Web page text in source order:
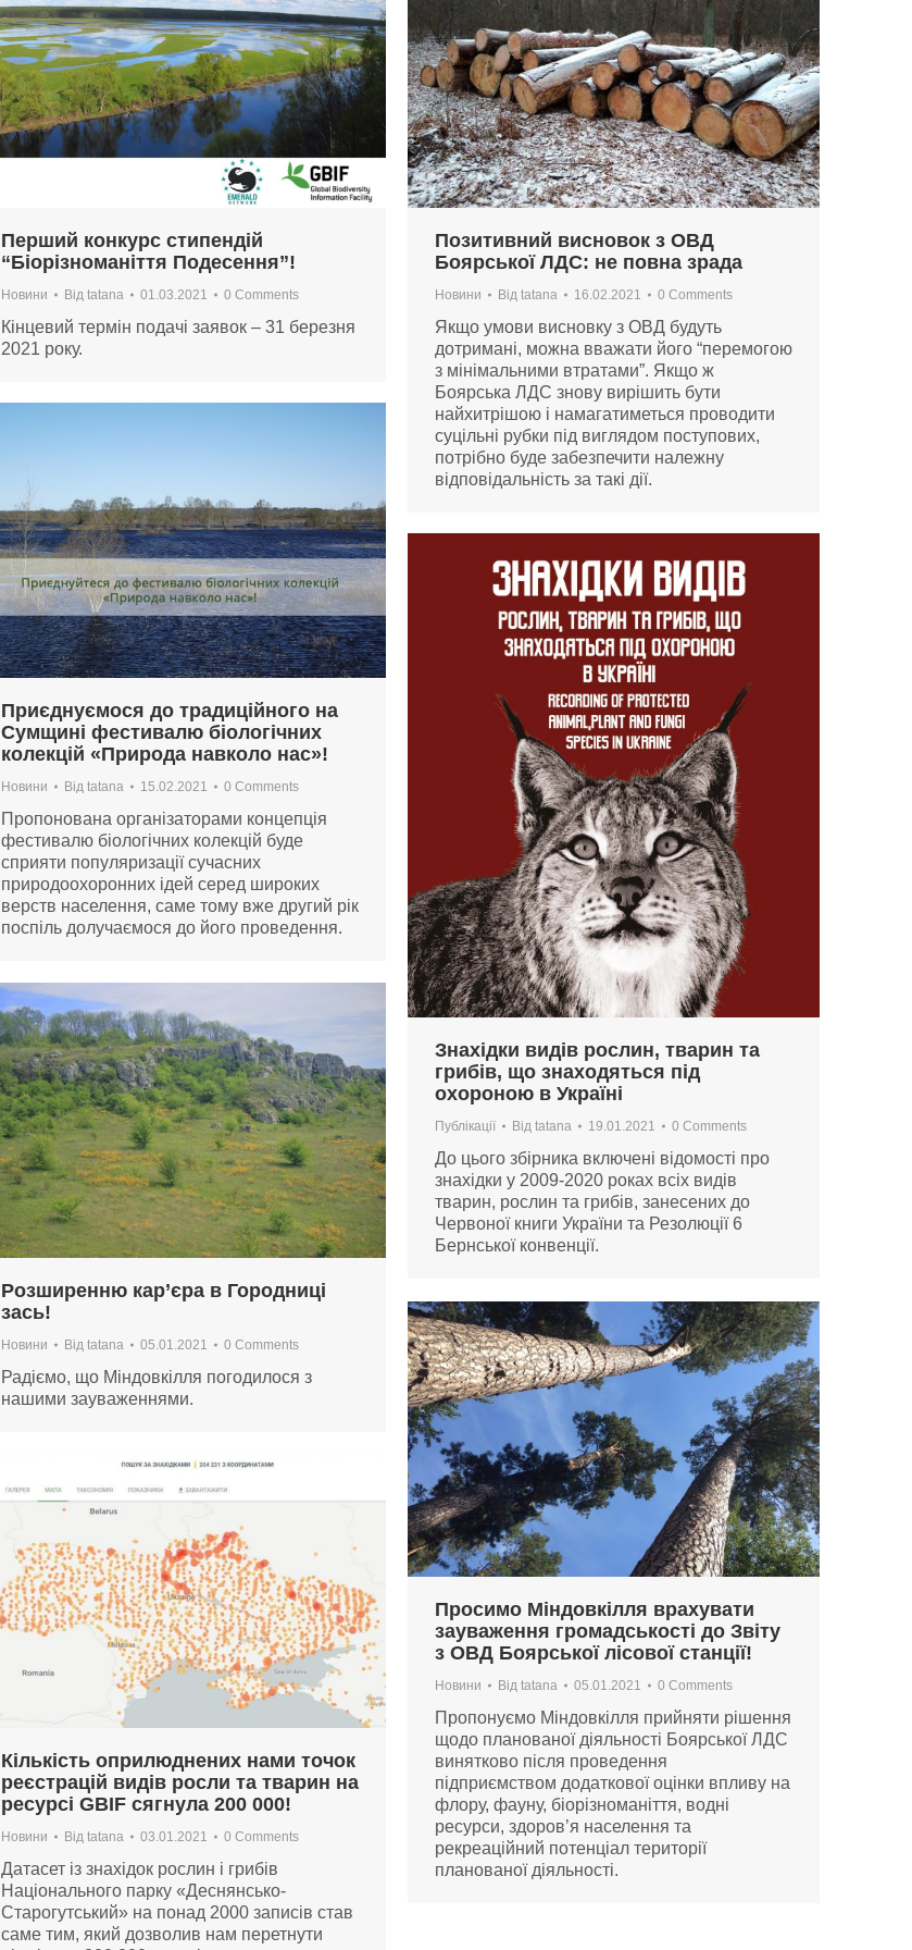
Перший конкурс стипендій
“Біорізноманіття Подесення”!
Новини Від tatana 01.03.2021 0 Comments
Кінцевий термін подачі заявок – 31 березня
2021 року.
Позитивний висновок з ОВД
Боярської ЛДС: не повна зрада
Новини Від tatana 16.02.2021 0 Comments
Якщо умови висновку з ОВД будуть
дотримані, можна вважати його “перемогою
з мінімальними втратами”. Якщо ж
Боярська ЛДС знову вирішить бути
найхитрішою і намагатиметься проводити
суцільні рубки під виглядом поступових,
потрібно буде забезпечити належну
відповідальність за такі дії.
Приєднуємося до традиційного на
Сумщині фестивалю біологічних
колекцій «Природа навколо нас»!
Новини Від tatana 15.02.2021 0 Comments
Пропонована організаторами концепція
фестивалю біологічних колекцій буде
сприяти популяризації сучасних
природоохоронних ідей серед широких
верств населення, саме тому вже другий рік
поспіль долучаємося до його проведення.
Знахідки видів рослин, тварин та
грибів, що знаходяться під
охороною в Україні
Публікації Від tatana 19.01.2021 0 Comments
До цього збірника включені відомості про
знахідки у 2009-2020 роках всіх видів
тварин, рослин та грибів, занесених до
Червоної книги України та Резолюції 6
Бернської конвенції.
Розширенню кар’єра в Городниці
зась!
Новини Від tatana 05.01.2021 0 Comments
Радіємо, що Міндовкілля погодилося з
нашими зауваженнями.
Просимо Міндовкілля врахувати
зауваження громадськості до Звіту
з ОВД Боярської лісової станції!
Новини Від tatana 05.01.2021 0 Comments
Пропонуємо Міндовкілля прийняти рішення
щодо планованої діяльності Боярської ЛДС
винятково після проведення
підприємством додаткової оцінки впливу на
флору, фауну, біорізноманіття, водні
ресурси, здоров’я населення та
рекреаційний потенціал території
планованої діяльності.
Кількість оприлюднених нами точок
реєстрацій видів росли та тварин на
ресурсі GBIF сягнула 200 000!
Новини Від tatana 03.01.2021 0 Comments
Датасет із знахідок рослин і грибів
Національного парку «Деснянсько-
Старогутський» на понад 2000 записів став
саме тим, який дозволив нам перетнути